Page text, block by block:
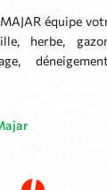
équipe
herbe,